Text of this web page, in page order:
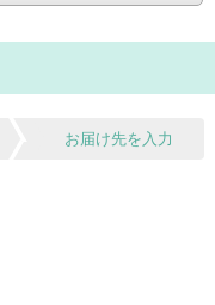
お届け先を入力